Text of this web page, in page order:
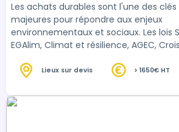
Les achats durables sont l'une des clés
majeures pour répondre aux enjeux
environnementaux et sociaux. Les lois
EGAlim, Climat et résilience, AGEC,
vigilance promeuvent l'achat plus
2025 (PNAD) fixe également divers
pour l’intégration de la durabilité dans la
Lieux sur devis > 1650€ HT